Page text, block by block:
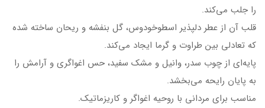
را جلب می‌کند.
قلب آن از عطر دلپذیر اسطوخودوس، گل بنفشه و ریحان ساخته شده
که تعادلی بین طراوت و گرما ایجاد می‌کند.
پایه‌ای از چوب سدر، وانیل و مشک سفید، حس اغواگری و آرامش را
به پایان رایحه می‌بخشد.
مناسب برای مردانی با روحیه اغواگر و کاریزماتیک.